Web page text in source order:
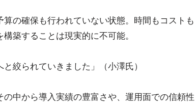
の確保も行われていない状態。時間もコストも
築することは現実的に不可能。
絞られていきました」（小澤氏）
中から導入実績の豊富さや、運用面での信頼性